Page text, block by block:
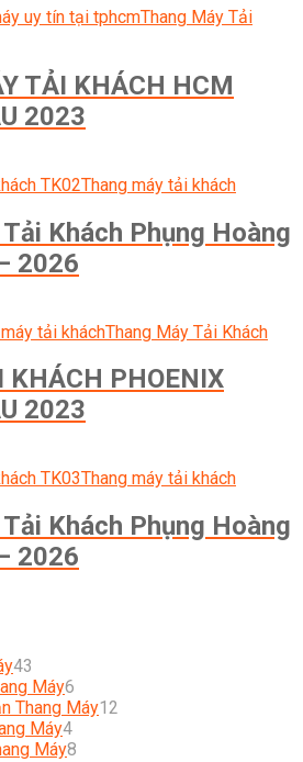
Thang Máy Tải
TẢI KHÁCH HCM
2023
Thang máy tải khách
Khách Phụng Hoàng
2026
Thang Máy Tải Khách
KHÁCH PHOENIX
2023
Thang máy tải khách
Khách Phụng Hoàng
2026
43
products
Máy6
products
Thang Máy12
Máy44
products
Máy8